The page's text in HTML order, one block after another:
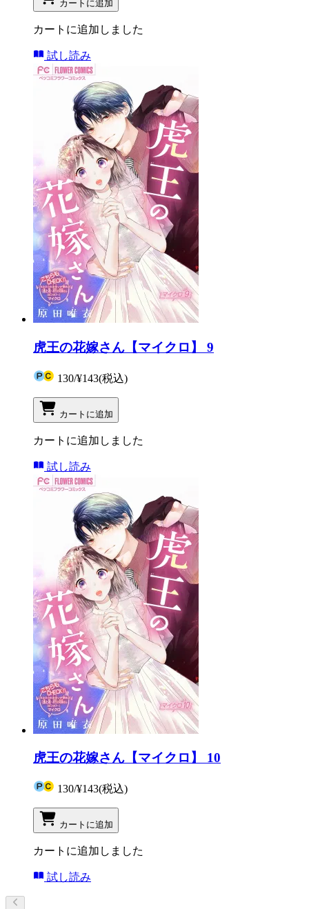
カートに追加
カートに追加しました
試し読み
虎王の花嫁さん【マイクロ】 9
130/¥143(税込)
カートに追加
カートに追加しました
試し読み
虎王の花嫁さん【マイクロ】 10
130/¥143(税込)
カートに追加
カートに追加しました
試し読み